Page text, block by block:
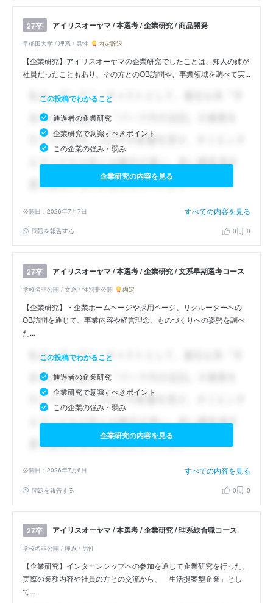
27卒 アイリスオーヤマ / 本選考 / 企業研究 / 商品開発
早稲田大学 / 理系 / 男性 内定辞退
【企業研究】アイリスオーヤマの企業研究でしたことは、知人の姉が
社員だったこともあり、その方とのOB訪問や、事業領域を調べて実...
この投稿でわかること
通過者の企業研究
企業研究で意識すべきポイント
この企業の強み・弱み
企業研究の内容を見る
公開日：2026年7月7日 すべての内容を見る
問題を報告する 0 0
27卒 アイリスオーヤマ / 本選考 / 企業研究 / 文系早期選考コース
学校名非公開 / 文系 / 性別非公開 内定
【企業研究】・企業ホームページや採用ページ、リクルーターへの
OB訪問を通じて、事業内容や経営理念、ものづくりへの姿勢を調べ
た...
この投稿でわかること
通過者の企業研究
企業研究で意識すべきポイント
この企業の強み・弱み
企業研究の内容を見る
公開日：2026年7月6日 すべての内容を見る
問題を報告する 0 0
27卒 アイリスオーヤマ / 本選考 / 企業研究 / 理系総合職コース
学校名非公開 / 理系 / 男性
【企業研究】インターンシップへの参加を通じて企業研究を行った。
実際の業務内容や社員の方との交流から、「生活提案型企業」とし
て...